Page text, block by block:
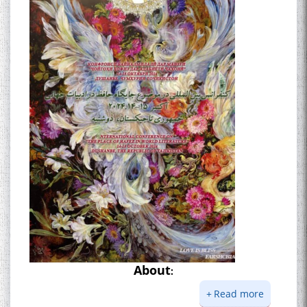
About:
Read more
БА МУНОСИБАТИ
БУЗУРГДОШТИ РӮЗИ РӮДАКӢ
Дар Академияи миллии
илмҳои Тоҷикистон бахшида
ба 100-солагии мунаққиду
адабиётшинос Соҳиб
Табаров ҳамоиши илмӣ-
назариявӣ баргузор гардид.